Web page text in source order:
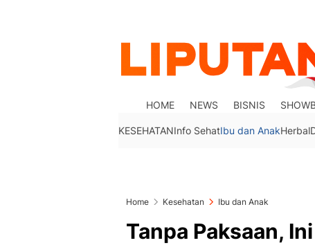
HOME NEWS BISNIS
KESEHATANInfo SehatIbu dan AnakHerbal
Home Kesehatan Ibu dan Anak
Tanpa Paksaan,